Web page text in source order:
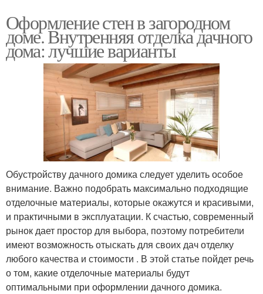
Оформление стен в загородном
доме. Внутренняя отделка дачного
дома: лучшие варианты
Обустройству дачного домика следует уделить особое
внимание. Важно подобрать максимально подходящие
отделочные материалы, которые окажутся и красивыми,
и практичными в эксплуатации. К счастью, современный
рынок дает простор для выбора, поэтому потребители
имеют возможность отыскать для своих дач отделку
любого качества и стоимости . В этой статье пойдет речь
о том, какие отделочные материалы будут
оптимальными при оформлении дачного домика.